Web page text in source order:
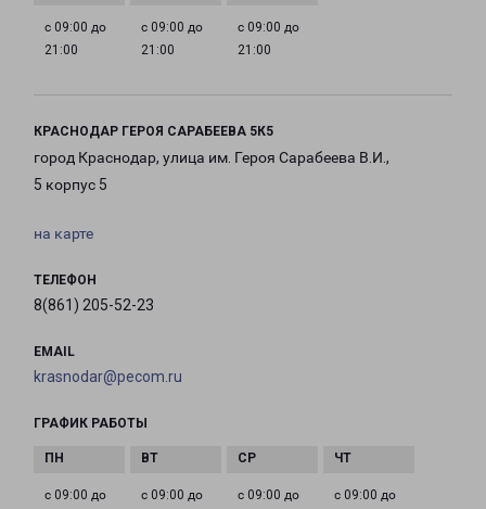
с 09:00 до
21:00
с 09:00 до
21:00
с 09:00 до
21:00
КРАСНОДАР ГЕРОЯ САРАБЕЕВА 5К5
город Краснодар, улица им. Героя Сарабеева В.И.,
5 корпус 5
на карте
ТЕЛЕФОН
8(861) 205-52-23
EMAIL
krasnodar@pecom.ru
ГРАФИК РАБОТЫ
с 09:00 до
с 09:00 до
с 09:00 до
с 09:00 до